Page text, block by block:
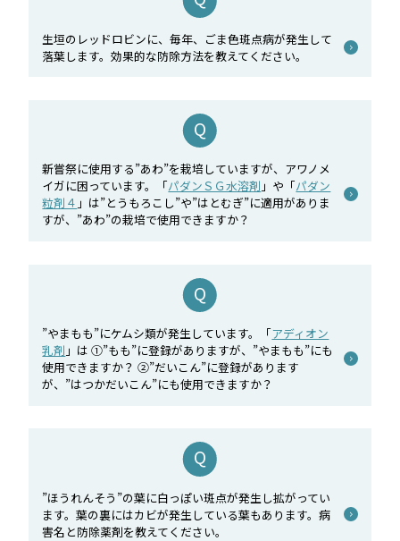
生垣のレッドロビンに、毎年、ごま色斑点病が発生して
落葉します。効果的な防除方法を教えてください。
新嘗祭に使用する”あわ”を栽培していますが、アワノメ
イガに困っています。「パダンＳＧ水溶剤 」や「パダン
粒剤４ 」は”とうもろこし”や”はとむぎ”に適用がありま
すが、”あわ”の栽培で使用できますか？
”やまもも”にケムシ類が発生しています。「アディオン
乳剤 」は ①”もも”に登録がありますが、”やまもも”にも
使用できますか？ ②”だいこん”に登録があります
が、”はつかだいこん”にも使用できますか？
”ほうれんそう”の葉に白っぽい斑点が発生し拡がってい
ます。葉の裏にはカビが発生している葉もあります。病
害名と防除薬剤を教えてください。